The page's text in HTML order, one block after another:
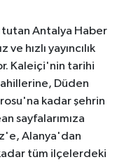
tutan Antalya Haber
hızlı yayıncılık
Kaleiçi'nin tarihi
Düden
kadar şehrin
sayfalarımıza
Alanya'dan
tüm ilçelerdeki